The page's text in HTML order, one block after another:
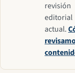
revisión
editorial
actual.